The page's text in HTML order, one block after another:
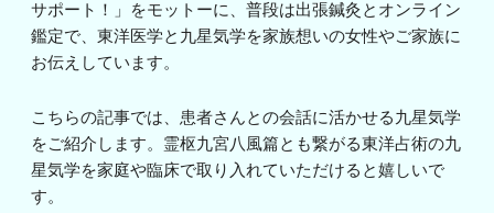
サポート！」をモットーに、普段は出張鍼灸とオンライン
鑑定で、東洋医学と九星気学を家族想いの女性やご家族に
お伝えしています。
こちらの記事では、患者さんとの会話に活かせる九星気学
をご紹介します。霊枢九宮八風篇とも繋がる東洋占術の九
星気学を家庭や臨床で取り入れていただけると嬉しいで
す。